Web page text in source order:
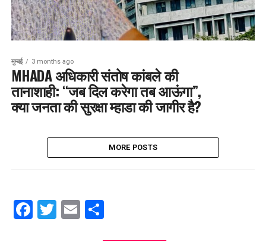
मुम्बई 3 months ago
MHADA अधिकारी संतोष कांबले की
तानाशाही: “जब दिल करेगा तब आऊंगा”,
क्या जनता की सुरक्षा म्हाडा की जागीर है?
MORE POSTS
Facebook
Twitter
EmailShare